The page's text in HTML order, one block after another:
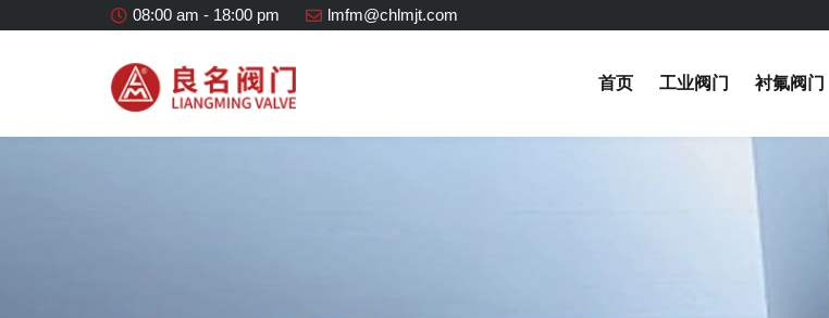
08:00 am - 18:00 pm lmfm@chlmjt.com
首页 工业阀门 衬氟阀门